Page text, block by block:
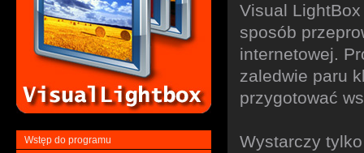
Wstęp do programu
Visual
sposób
internetowej.
zaledwie paru
przygotować
Wystarczy